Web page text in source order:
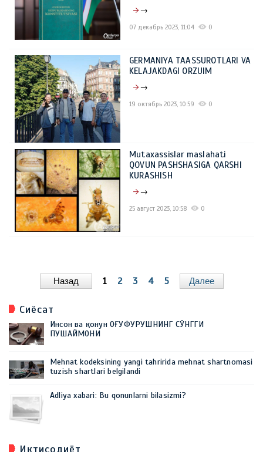
→
07 декабрь 2023, 11:04 0
GERMANIYA TAASSUROTLARI VA
KELAJAKDAGI ORZUIM
→
19 октябрь 2023, 10:59 0
Mutaxassislar maslahati
QOVUN PASHSHASIGA QARSHI
KURASHISH
→
25 август 2023, 10:58 0
Назад 1 2 3 4 5 Далее
Сиёсат
Инсон ва қонун ОҒУФУРУШНИНГ СЎНГГИ
ПУШАЙМОНИ
Mehnat kodeksining yangi tahririda mehnat shartnomasi
tuzish shartlari belgilandi
Adliya xabari: Bu qonunlarni bilasizmi?
Иқтисодиёт